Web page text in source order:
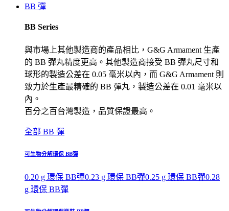
BB 彈
BB Series
與市場上其他製造商的產品相比，G&G Armament 生產
的 BB 彈丸精度更高。其他製造商接受 BB 彈丸尺寸和
球形的製造公差在 0.05 毫米以內，而 G&G Armament 則
致力於生產最精確的 BB 彈丸，製造公差在 0.01 毫米以
內。
百分之百台灣製造，品質保證最高。
全部 BB 彈
可生物分解環保 BB彈
0.20 g 環保 BB彈0.23 g 環保 BB彈0.25 g 環保 BB彈0.28
g 環保 BB彈